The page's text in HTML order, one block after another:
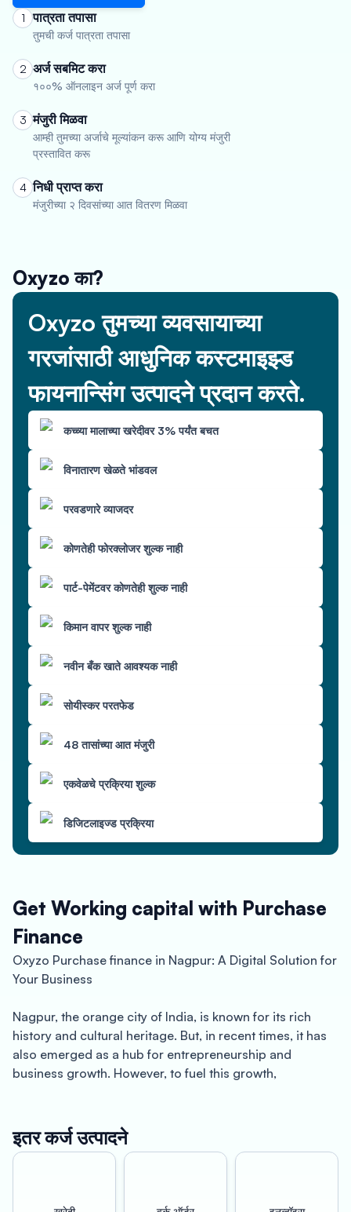
1 पात्रता तपासा
तुमची कर्ज पात्रता तपासा
2 अर्ज सबमिट करा
१००% ऑनलाइन अर्ज पूर्ण करा
3 मंजुरी मिळवा
आम्ही तुमच्या अर्जाचे मूल्यांकन करू आणि योग्य मंजुरी
प्रस्तावित करू
4 निधी प्राप्त करा
मंजुरीच्या २ दिवसांच्या आत वितरण मिळवा
Oxyzo का?
Oxyzo तुमच्या व्यवसायाच्या
गरजांसाठी आधुनिक कस्टमाइझ्ड
फायनान्सिंग उत्पादने प्रदान करते.
कच्च्या मालाच्या खरेदीवर 3% पर्यंत बचत
विनातारण खेळते भांडवल
परवडणारे व्याजदर
कोणतेही फोरक्लोजर शुल्क नाही
पार्ट-पेमेंटवर कोणतेही शुल्क नाही
किमान वापर शुल्क नाही
नवीन बँक खाते आवश्यक नाही
सोयीस्कर परतफेड
48 तासांच्या आत मंजुरी
एकवेळचे प्रक्रिया शुल्क
डिजिटलाइज्ड प्रक्रिया
Get Working capital with Purchase
Finance
Oxyzo Purchase finance in Nagpur: A Digital Solution for
Your Business
Nagpur, the orange city of India, is known for its rich
history and cultural heritage. But, in recent times, it has
also emerged as a hub for entrepreneurship and
business growth. However, to fuel this growth,
as a game-changer for businesses in Nagpur.
other inputs at a much lower cost. With the help of this
इतर कर्ज उत्पादने